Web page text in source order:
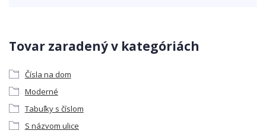
Tovar zaradený v kategóriách
Čísla na dom
Moderné
Tabuľky s číslom
S názvom ulice